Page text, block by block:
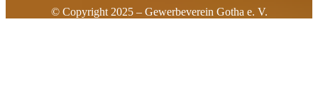
© Copyright 2025 – Gewerbeverein Gotha e. V.